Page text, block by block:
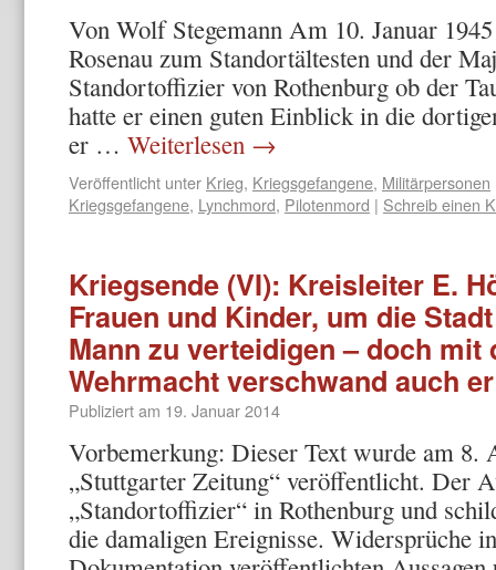
Von Wolf Stegemann Am 10. Januar
Rosenau zum Standortältesten und der
Standortoffizier von Rothenburg ob der
hatte er einen guten Einblick in die
er … Weiterlesen →
Veröffentlicht unter Krieg, Kriegsgefangene, Militärpersonen
Kriegsgefangene, Lynchmord, Pilotenmord | Schreib einen
Kriegsende (VI): Kreisleiter E.
Frauen und Kinder, um die
Mann zu verteidigen – doch mit
Wehrmacht verschwand auch er
Publiziert am 19. Januar 2014
Vorbemerkung: Dieser Text wurde am 8.
„Stuttgarter Zeitung“ veröffentlicht. Der
„Standortoffizier“ in Rothenburg und
die damaligen Ereignisse. Widersprüche